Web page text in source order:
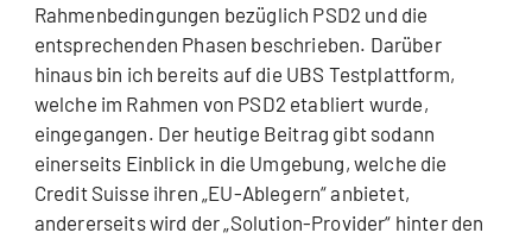
Rahmenbedingungen bezüglich PSD2 und die
entsprechenden Phasen beschrieben. Darüber
hinaus bin ich bereits auf die UBS Testplattform,
welche im Rahmen von PSD2 etabliert wurde,
eingegangen. Der heutige Beitrag gibt sodann
einerseits Einblick in die Umgebung, welche die
Credit Suisse ihren „EU-Ablegern“ anbietet,
andererseits wird der „Solution-Provider“ hinter den